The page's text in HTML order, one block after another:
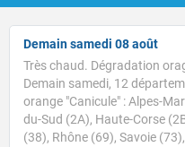
Demain samedi 08 août
Très chaud. Dégradation
Demain samedi, 12
orange "Canicule" : Alpes-
du-Sud (2A), Haute-Corse
(38), Rhône (69), Savoie